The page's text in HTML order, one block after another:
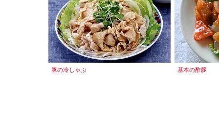
豚の冷しゃぶ 基本の酢豚